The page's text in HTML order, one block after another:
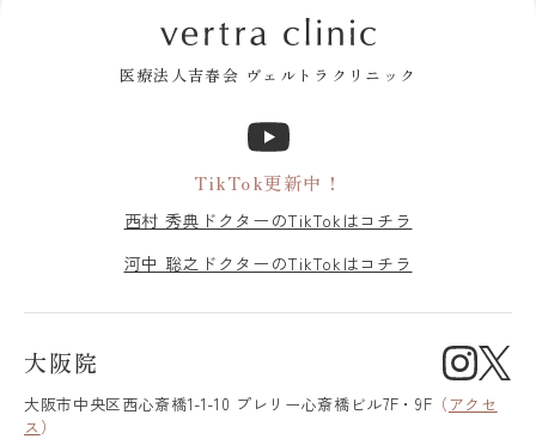
医療法人吉春会 ヴェルトラクリニック
TikTok更新中！
西村 秀典ドクターのTikTokはコチラ
河中 聡之ドクターのTikTokはコチラ
大阪院
大阪市中央区西心斎橋1-1-10 プレリー心斎橋ビル7F・9F （アクセ
ス ）